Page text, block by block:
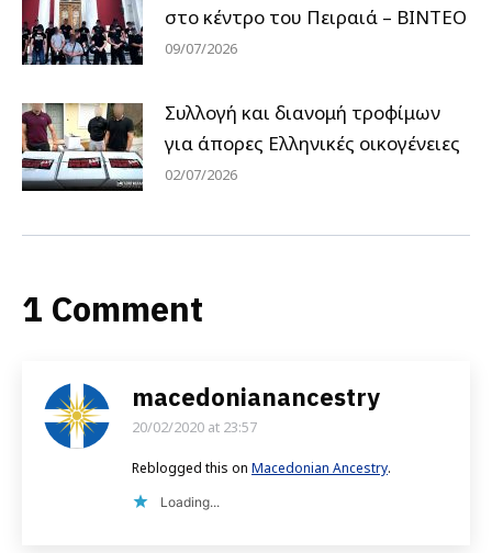
στο κέντρο του Πειραιά – ΒΙΝΤΕΟ
09/07/2026
Συλλογή και διανομή τροφίμων
για άπορες Ελληνικές οικογένειες
02/07/2026
1 Comment
macedonianancestry
says:
20/02/2020 at 23:57
Reblogged this on Macedonian Ancestry.
Loading...